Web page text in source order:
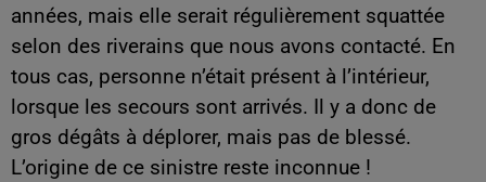
années, mais elle serait régulièrement squattée
selon des riverains que nous avons contacté. En
tous cas, personne n’était présent à l’intérieur,
lorsque les secours sont arrivés. Il y a donc de
gros dégâts à déplorer, mais pas de blessé.
L’origine de ce sinistre reste inconnue !